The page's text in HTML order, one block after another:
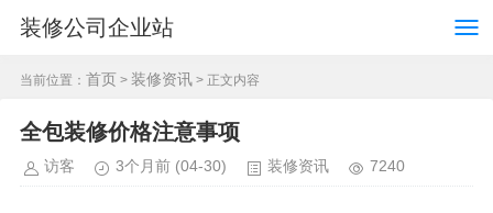
装修公司企业站
当前位置： 首页 > 装修资讯 > 正文内容
全包装修价格注意事项
访客 3个月前 (04-30) 装修资讯 7240